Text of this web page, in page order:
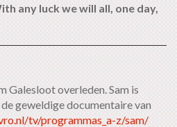
any luck we will all, one day,
Galesloot overleden. Sam is
geweldige documentaire van
tv/programmas_a-z/sam/